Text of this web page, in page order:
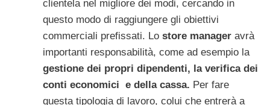
clientela nel migliore dei modi, cercando in
questo modo di raggiungere gli obiettivi
commerciali prefissati. Lo store manager avrà
importanti responsabilità, come ad esempio la
gestione dei propri dipendenti, la verifica dei
conti economici e della cassa. Per fare
questa tipologia di lavoro, colui che entrerà a